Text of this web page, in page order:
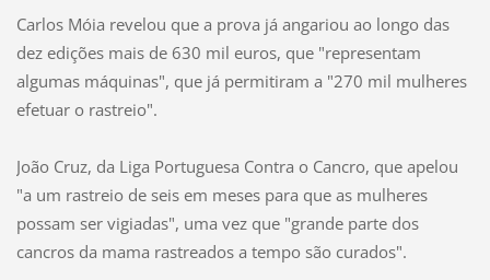
Carlos Móia revelou que a prova já angariou ao longo das
dez edições mais de 630 mil euros, que "representam
algumas máquinas", que já permitiram a "270 mil mulheres
efetuar o rastreio".
João Cruz, da Liga Portuguesa Contra o Cancro, que apelou
"a um rastreio de seis em meses para que as mulheres
possam ser vigiadas", uma vez que "grande parte dos
cancros da mama rastreados a tempo são curados".